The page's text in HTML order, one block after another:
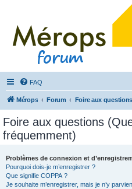
FAQ
Mérops Forum Foire aux
Foire aux questions
fréquemment)
Problèmes de connexion et
Pourquoi dois-je m’enregistrer ?
Que signifie COPPA ?
Je souhaite m’enregistrer, mais je n’y